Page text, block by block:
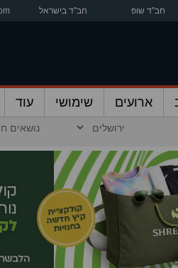
חב"ד שופ חב"ד בישראל
ארועים שימושי עוד
נושאים